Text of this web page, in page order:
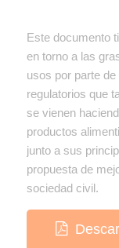
Este documento
en torno a las
usos por parte
regulatorios que
se vienen
productos
junto a sus
propuesta de
sociedad civil.